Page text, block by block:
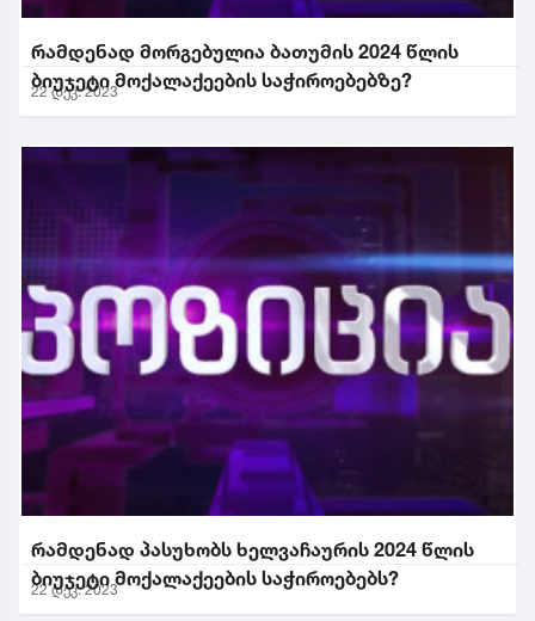
რამდენად მორგებულია ბათუმის 2024 წლის
ბიუჯეტი მოქალაქეების საჭიროებებზე?
22 დეკ. 2023
რამდენად პასუხობს ხელვაჩაურის 2024 წლის
ბიუჯეტი მოქალაქეების საჭიროებებს?
22 დეკ. 2023